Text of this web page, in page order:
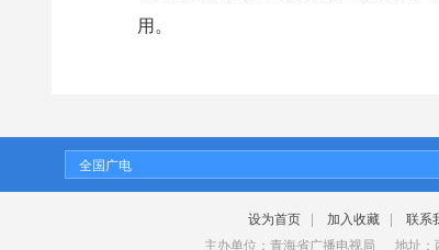
用。
全国广电
设为首页 | 加入收藏 | 联系
主办单位：青海省广播电视局 地址：